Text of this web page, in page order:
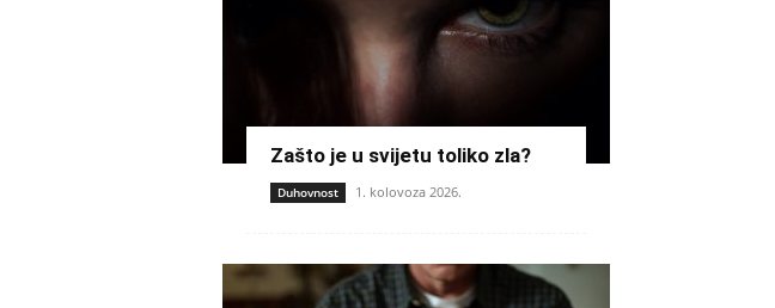
Zašto je u svijetu toliko zla?
Duhovnost 1. kolovoza 2026.